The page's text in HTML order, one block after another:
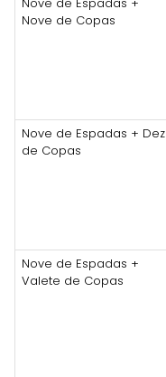
Nove de Espadas +
Nove de Copas
Nove de Espadas + Dez
de Copas
Nove de Espadas +
Valete de Copas